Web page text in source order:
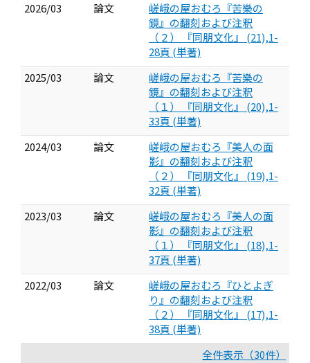
2026/03
論文
嵯峨の屋おむろ『苦樂の
鏡』の翻刻および注釈
（２） 『同朋文化』 (21),1-
28頁 (単著)
2025/03
論文
嵯峨の屋おむろ『苦樂の
鏡』の翻刻および注釈
（１） 『同朋文化』 (20),1-
33頁 (単著)
2024/03
論文
嵯峨の屋おむろ『美人の面
影』の翻刻および注釈
（２） 『同朋文化』 (19),1-
32頁 (単著)
2023/03
論文
嵯峨の屋おむろ『美人の面
影』の翻刻および注釈
（１） 『同朋文化』 (18),1-
37頁 (単著)
2022/03
論文
嵯峨の屋おむろ『ひとよぎ
り』の翻刻および注釈
（２） 『同朋文化』 (17),1-
38頁 (単著)
全件表示（30件）